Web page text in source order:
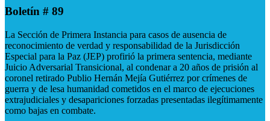
Boletín # 89
La Sección de Primera Instancia para casos de ausencia de
reconocimiento de verdad y responsabilidad de la Jurisdicción
Especial para la Paz (JEP) profirió la primera sentencia, mediante
Juicio Adversarial Transicional, al condenar a 20 años de prisión al
coronel retirado Publio Hernán Mejía Gutiérrez por crímenes de
guerra y de lesa humanidad cometidos en el marco de ejecuciones
extrajudiciales y desapariciones forzadas presentadas ilegítimamente
como bajas en combate.